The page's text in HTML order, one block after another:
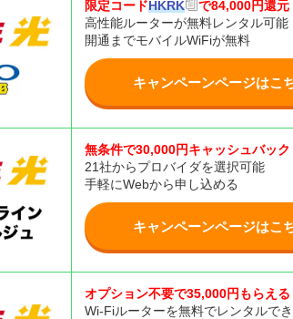
限定コードHKRK
で84,000円還元
高性能ルーターが無料レンタル可能
開通までモバイルWiFiが無料
キャンペーンページはこ
無条件で30,000円キャッシュバック
21社からプロバイダを選択可能
手軽にWebから申し込める
キャンペーンページはこ
オプション不要で35,000円もらえる
Wi-Fiルーターを無料でレンタルで